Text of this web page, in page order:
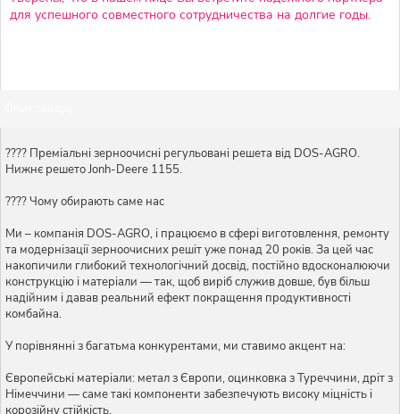
для успешного совместного сотрудничества на долгие годы.
???? Преміальні зерноочисні регульовані решета від DOS-AGRO.
Нижнє решето Jonh-Deere 1155.
???? Чому обирають саме нас
Ми – компанія DOS-AGRO, і працюємо в сфері виготовлення, ремонту
та модернізації зерноочисних решіт уже понад 20 років. За цей час
накопичили глибокий технологічний досвід, постійно вдосконалюючи
конструкцію і матеріали — так, щоб виріб служив довше, був більш
надійним і давав реальний ефект покращення продуктивності
комбайна.
У порівнянні з багатьма конкурентами, ми ставимо акцент на:
Європейські матеріали: метал з Європи, оцинковка з Туреччини, дріт з
Німеччини — саме такі компоненти забезпечують високу міцність і
корозійну стійкість.